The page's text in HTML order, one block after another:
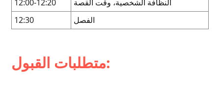
12:00-12:20
النظافة الشخصية، وقت القصة
12:30
الفصل
متطلبات القبول: